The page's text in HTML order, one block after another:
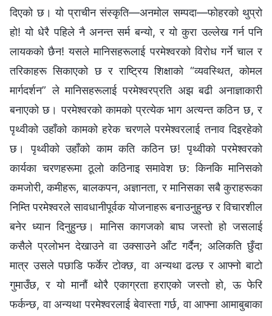
दिएको छ। यो प्राचीन संस्कृति—अनमोल सम्पदा—फोहरको थुप्रो
हो! यो धेरै पहिले नै अनन्त सर्म बन्यो, र यो कुरा उल्‍लेख गर्न पनि
लायकको छैन! यसले मानिसहरूलाई परमेश्‍वरको विरोध गर्ने चाल र
तरिकाहरू सिकाएको छ र राष्ट्रिय शिक्षाको “व्यवस्थित, कोमल
मार्गदर्शन” ले मानिसहरूलाई परमेश्‍वरप्रति अझ बढी अनाज्ञाकारी
बनाएको छ। परमेश्‍वरको कामको प्रत्येक भाग अत्यन्त कठिन छ, र
पृथ्वीको उहाँको कामको हरेक चरणले परमेश्‍वरलाई तनाव दिइरहेको
छ। पृथ्वीको उहाँको काम कति कठिन छ! पृथ्वीको परमेश्‍वरको
कार्यका चरणहरूमा ठूलो कठिनाइ समावेश छ: किनकि मानिसको
कमजोरी, कमीहरू, बालकपन, अज्ञानता, र मानिसका सबै कुराहरूका
निम्ति परमेश्‍वरले सावधानीपूर्वक योजनाहरू बनाउनुहुन्छ र विचारशील
बनेर ध्यान दिनुहुन्छ। मानिस कागजको बाघ जस्तो हो जसलाई
कसैले प्रलोभन देखाउने वा उक्साउने आँट गर्दैन; अलिकति छुँदा
मात्र उसले पछाडि फर्केर टोक्छ, वा अन्यथा ढल्छ र आफ्नो बाटो
गुमाउँछ, र यो मानौं थोरै एकाग्रता हराएको जस्तो हो, ऊ फेरि
फर्कन्छ, वा अन्यथा परमेश्‍वरलाई बेवास्ता गर्छ, वा आफ्ना आमाबुबाका